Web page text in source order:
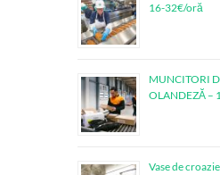
16-32€/oră
MUNCITORI
OLANDEZĂ –
Vase de